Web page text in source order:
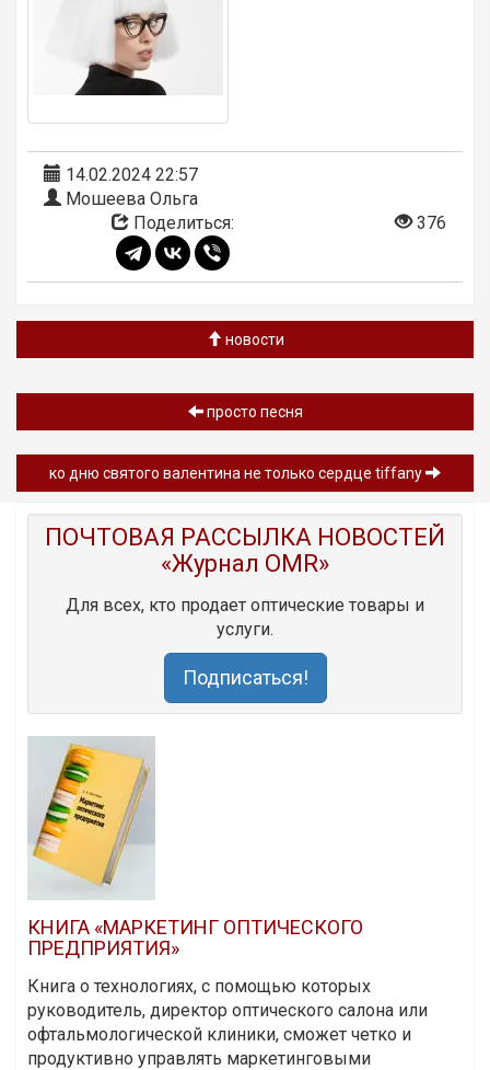
14.02.2024 22:57
Мошеева Ольга
Поделиться:
376
новости
просто песня
ко дню святого валентина не только сердце tiffany
ПОЧТОВАЯ РАССЫЛКА НОВОСТЕЙ
«Журнал OMR»
Для всех, кто продает оптические товары и
услуги.
Подписаться!
КНИГА «МАРКЕТИНГ ОПТИЧЕСКОГО
ПРЕДПРИЯТИЯ»
Книга о технологиях, с помощью которых
руководитель, директор оптического салона или
офтальмологической клиники, сможет четко и
продуктивно управлять маркетинговыми